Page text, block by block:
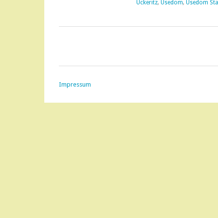
Ückeritz, Usedom, Usedom
Impressum